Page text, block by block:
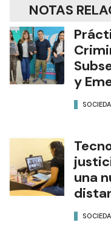
NOTAS
y
una